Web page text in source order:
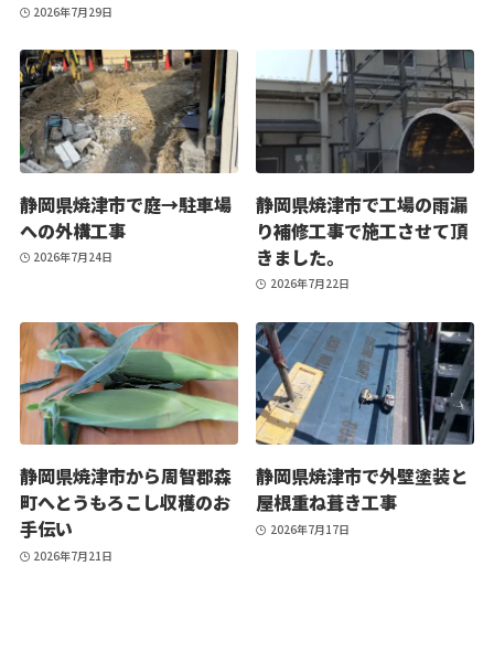
2026年7月29日
静岡県焼津市で庭→駐車場
への外構工事
2026年7月24日
静岡県焼津市で工場の雨漏
り補修工事で施工させて頂
きました。
2026年7月22日
静岡県焼津市から周智郡森
町へとうもろこし収穫のお
手伝い
2026年7月21日
静岡県焼津市で外壁塗装と
屋根重ね葺き工事
2026年7月17日